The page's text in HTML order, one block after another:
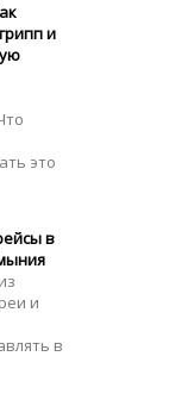
и
это
в
и
в